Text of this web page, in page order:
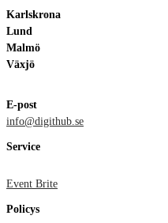
Karlskrona
Lund
Malmö
Växjö
E-post
info@digithub.se
Service
Event Brite
Policys